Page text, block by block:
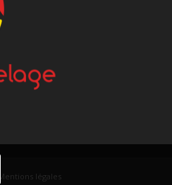
Mentions légales